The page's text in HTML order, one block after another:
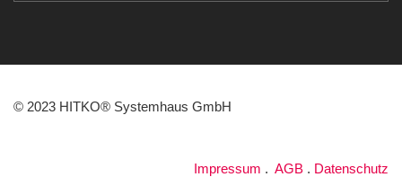
© 2023 HITKO® Systemhaus GmbH
Impressum . AGB . Datenschutz